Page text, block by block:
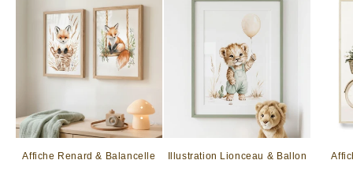
Affiche Renard & Balancelle Illustration Lionceau & Ballon